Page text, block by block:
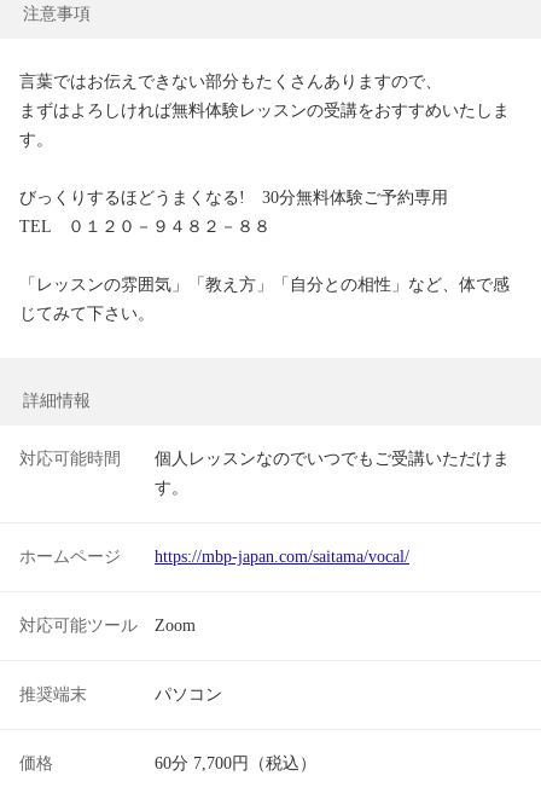
注意事項
言葉ではお伝えできない部分もたくさんありますので、
まずはよろしければ無料体験レッスンの受講をおすすめいたしま
す。
びっくりするほどうまくなる!　30分無料体験ご予約専用
TEL　０１２０－９４８２－８８
「レッスンの雰囲気」「教え方」「自分との相性」など、体で感
じてみて下さい。
詳細情報
対応可能時間
個人レッスンなのでいつでもご受講いただけま
す。
ホームページ https://mbp-japan.com/saitama/vocal/
対応可能ツール Zoom
推奨端末 パソコン
価格 60分 7,700円（税込）